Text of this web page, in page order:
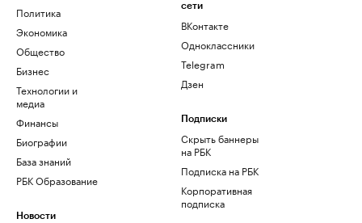
Политика
Экономика
Общество
Бизнес
Технологии и
медиа
Финансы
Биографии
База знаний
РБК Образование
Новости
сети
ВКонтакте
Одноклассники
Telegram
Дзен
Подписки
Скрыть баннеры
на РБК
Подписка на РБК
Корпоративная
подписка